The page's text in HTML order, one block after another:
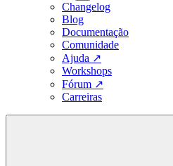
Changelog
Blog
Documentação
Comunidade
Ajuda ↗
Workshops
Fórum ↗
Carreiras